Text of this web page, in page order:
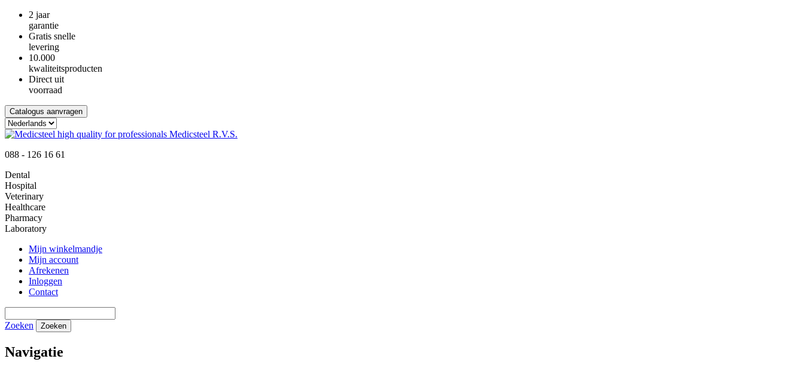
2 jaar
garantie
Gratis snelle
levering
10.000
kwaliteitsproducten
Direct uit
voorraad
Catalogus aanvragen
088 - 126 16 61
Dental
Hospital
Veterinary
Healthcare
Pharmacy
Laboratory
Mijn winkelmandje
Mijn account
Afrekenen
Inloggen
Contact
Zoeken Zoeken
Navigatie